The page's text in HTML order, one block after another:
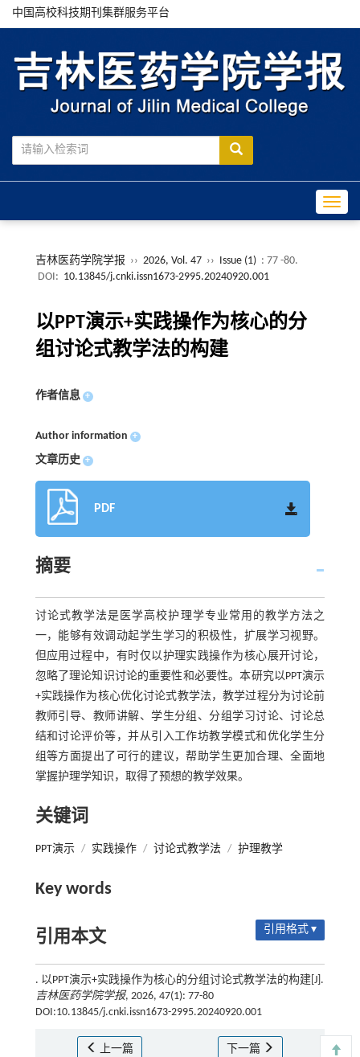
中国高校科技期刊集群服务平台
吉林医药学院学报 ›› 2026, Vol. 47 ›› Issue (1) : 77 -80.
DOI: 10.13845/j.cnki.issn1673-2995.20240920.001
以PPT演示+实践操作为核心的分
组讨论式教学法的构建
作者信息 +
Author information +
文章历史 +
PDF
摘要
讨论式教学法是医学高校护理学专业常用的教学方法之
一，能够有效调动起学生学习的积极性，扩展学习视野。
但应用过程中，有时仅以护理实践操作为核心展开讨论，
忽略了理论知识讨论的重要性和必要性。本研究以PPT演示
+实践操作为核心优化讨论式教学法，教学过程分为讨论前
教师引导、教师讲解、学生分组、分组学习讨论、讨论总
结和讨论评价等，并从引入工作坊教学模式和优化学生分
组等方面提出了可行的建议，帮助学生更加合理、全面地
掌握护理学知识，取得了预想的教学效果。
关键词
PPT演示 / 实践操作 / 讨论式教学法 / 护理教学
Key words
引用本文 引用格式 ▾
. 以PPT演示+实践操作为核心的分组讨论式教学法的构建[J].
吉林医药学院学报, 2026, 47(1): 77-80
DOI:10.13845/j.cnki.issn1673-2995.20240920.001
上一篇 下一篇